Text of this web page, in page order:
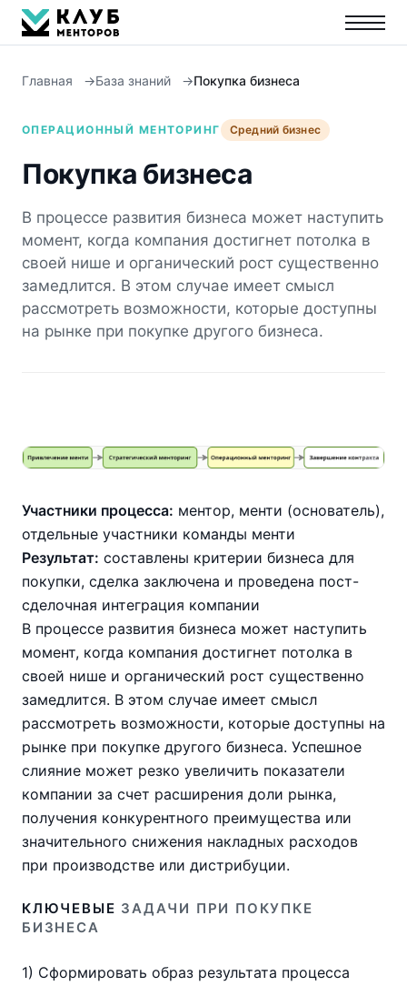
Главная База знаний Покупка бизнеса
ОПЕРАЦИОННЫЙ МЕНТОРИНГ Средний бизнес
Покупка бизнеса
В процессе развития бизнеса может наступить
момент, когда компания достигнет потолка в
своей нише и органический рост существенно
замедлится. В этом случае имеет смысл
рассмотреть возможности, которые доступны
на рынке при покупке другого бизнеса.
Участники процесса: ментор, менти (основатель),
отдельные участники команды менти
Результат: составлены критерии бизнеса для
покупки, сделка заключена и проведена пост-
сделочная интеграция компании
В процессе развития бизнеса может наступить
момент, когда компания достигнет потолка в
своей нише и органический рост существенно
замедлится. В этом случае имеет смысл
рассмотреть возможности, которые доступны на
рынке при покупке другого бизнеса. Успешное
слияние может резко увеличить показатели
компании за счет расширения доли рынка,
получения конкурентного преимущества или
значительного снижения накладных расходов
при производстве или дистрибуции.
КЛЮЧЕВЫЕ ЗАДАЧИ ПРИ ПОКУПКЕ
БИЗНЕСА
1) Сформировать образ результата процесса